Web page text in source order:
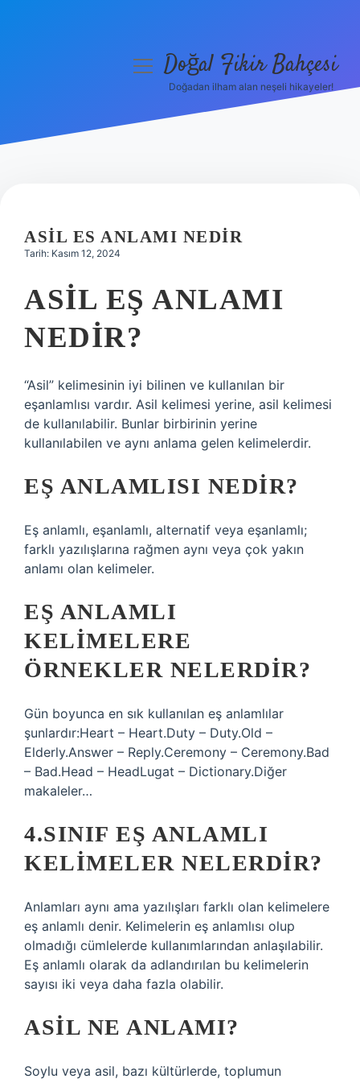
Hakkımızda
menüyüDoğal Fikir Bahçesi
Doğadan ilham alan neşeli hikayeler!
ASIL ES ANLAMI NEDIR
Tarih: Kasım 12, 2024
ASIL EŞ ANLAMI
NEDIR?
“Asil” kelimesinin iyi bilinen ve kullanılan bir
eşanlamlısı vardır. Asil kelimesi yerine, asil kelimesi
de kullanılabilir. Bunlar birbirinin yerine
kullanılabilen ve aynı anlama gelen kelimelerdir.
EŞ ANLAMLISI NEDIR?
Eş anlamlı, eşanlamlı, alternatif veya eşanlamlı;
farklı yazılışlarına rağmen aynı veya çok yakın
anlamı olan kelimeler.
EŞ ANLAMLI
KELIMELERE
ÖRNEKLER NELERDIR?
Gün boyunca en sık kullanılan eş anlamlılar
şunlardır:Heart – Heart.Duty – Duty.Old –
Elderly.Answer – Reply.Ceremony – Ceremony.Bad
– Bad.Head – HeadLugat – Dictionary.Diğer
makaleler…
4.SINIF EŞ ANLAMLI
KELIMELER NELERDIR?
Anlamları aynı ama yazılışları farklı olan kelimelere
eş anlamlı denir. Kelimelerin eş anlamlısı olup
olmadığı cümlelerde kullanımlarından anlaşılabilir.
Eş anlamlı olarak da adlandırılan bu kelimelerin
sayısı iki veya daha fazla olabilir.
ASIL NE ANLAMI?
Soylu veya asil, bazı kültürlerde, toplumun